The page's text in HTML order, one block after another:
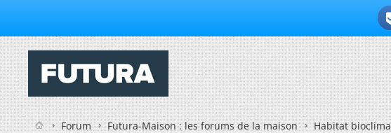
Forum Futura-Maison : les forums de la maison Habitat